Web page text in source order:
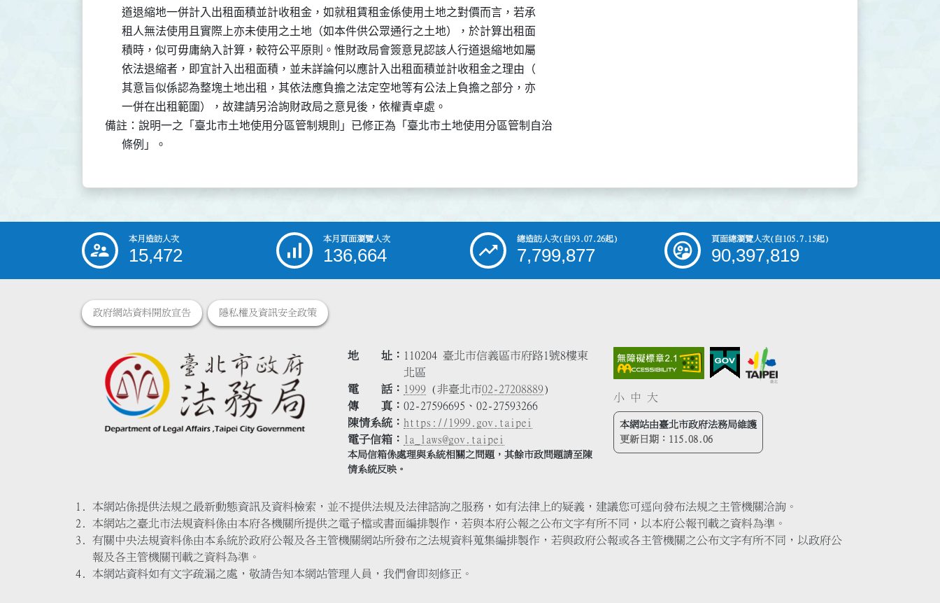
      道退縮地一併計入出租面積並計收租金，如就租賃租金係使用土地之對價而言，若承
      租人無法使用且實際上亦未使用之土地（如本件供公眾通行之土地），於計算出租面
      積時，似可毋庸納入計算，較符公平原則。惟財政局會簽意見認該人行道退縮地如屬
      依法退縮者，即宜計入出租面積，並未詳論何以應計入出租面積並計收租金之理由（
      其意旨似係認為整塊土地出租，其依法應負擔之法定空地等有公法上負擔之部分，亦
      一併在出租範圍），故建請另洽詢財政局之意見後，依權責卓處。
備註：說明一之「臺北市土地使用分區管制規則」已修正為「臺北市土地使用分區管制自治
      條例」。
::: 本月造訪人次
15,472
本月頁面瀏覽人次
136,664
總造訪人次(自93.07.26起)
7,799,877
頁面總瀏覽人次(自105.7.15起)
90,397,819
政府網站資料開放宣告 隱私權及資訊安全政策
地 址
110204 臺北市信義區市府路1號8樓東
北區
電 話
1999 (非臺北市02-27208889)
傳 真
02-27596695、02-27593266
陳情系統
https://1999.gov.taipei
電子信箱
la_laws@gov.taipei
本局信箱係處理與系統相關之問題，其餘市政問題請至陳
情系統反映。
小 中 大
本網站由臺北市政府法務局維護
更新日期： 115.08.06
本網站係提供法規之最新動態資訊及資料檢索，並不提供法規及法律諮詢之服務，如有法律上的疑義，建議您可逕向發布法規之主管機關洽詢。
本網站之臺北市法規資料係由本府各機關所提供之電子檔或書面編排製作，若與本府公報之公布文字有所不同，以本府公報刊載之資料為準。
有關中央法規資料係由本系統於政府公報及各主管機關網站所發布之法規資料蒐集編排製作，若與政府公報或各主管機關之公布文字有所不同，以政府公
報及各主管機關刊載之資料為準。
本網站資料如有文字疏漏之處，敬請告知本網站管理人員，我們會即刻修正。